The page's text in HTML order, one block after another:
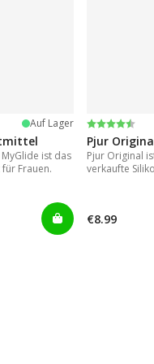
Auf Lager
ist das
Frauen.
Bewertung:
4.2 von 5
Pjur
Pjur Original
verkaufte
€8.99